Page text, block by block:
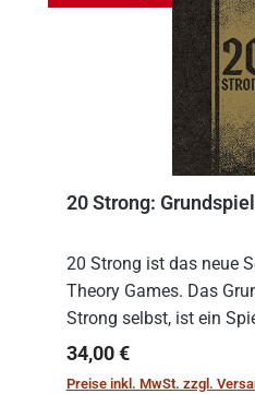
20 Strong:
20 Strong ist das neue
Theory Games. Das
Strong selbst, ist ein
einfachen Regeln. Um
immer mit einem
Regulärer Preis:
34,00 €
Preise inkl. MwSt. zzgl.